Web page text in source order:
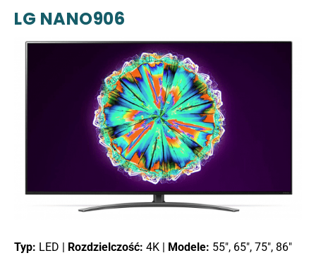
LG NANO906
Typ: LED | Rozdzielczość: 4K | Modele: 55″, 65″, 75″, 86″